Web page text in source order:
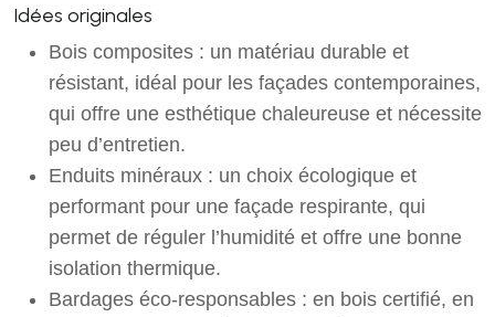
Idées originales
Bois composites : un matériau durable et
résistant, idéal pour les façades contemporaines,
qui offre une esthétique chaleureuse et nécessite
peu d’entretien.
Enduits minéraux : un choix écologique et
performant pour une façade respirante, qui
permet de réguler l’humidité et offre une bonne
isolation thermique.
Bardages éco-responsables : en bois certifié, en